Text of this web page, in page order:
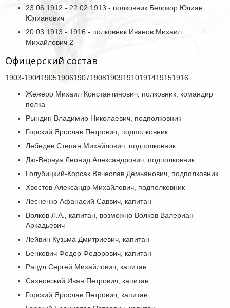
23.06.1912 - 22.02.1913 - полковник Белозор Юлиан
Юлианович
20.03.1913 - 1916 - полковник Иванов Михаил
Михайлович 2
Офицерский состав
1903-1904190519061907190819091910191419151916
Жежеро Михаил Константинович, полковник, командир
полка
Рындин Владимир Николаевич, подполковник
Горский Ярослав Петрович, подполковник
Лебедев Степан Михайлович, подполковник
Дю-Вернуа Леонид Александрович, подполковник
Голубицкий-Корсак Вячеслав Демьянович, подполковник
Хвостов Александр Михайлович, подполковник
Лесненко Афанасий Саввич, капитан
Волков‎ Л.А., капитан, возможно Волков Валериан
Аркадьевич
Лейвин Кузьма Дмитриевич, капитан
Бенкович Федор Федорович, капитан
Рацул Сергей Михайлович, капитан
Сахновский Иван Петрович, капитан
Горский Ярослав Петрович, капитан